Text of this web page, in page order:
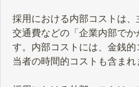
採用における内部コストは
交通費などの「企業内部でか
す。内部コストには、金銭
当者の時間的コストも含まれ